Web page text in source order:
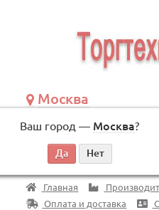
Москва
Ваш город — Москва?
по будням, с 09:00 до 18:00
Везде
Главная
Оплата и доставка